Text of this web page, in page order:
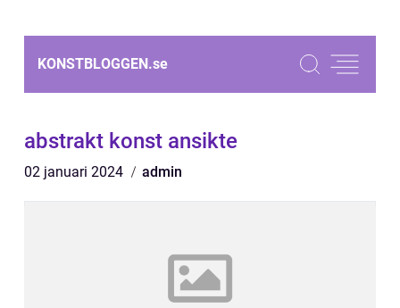
KONSTBLOGGEN.se
abstrakt konst ansikte
02 januari 2024 admin